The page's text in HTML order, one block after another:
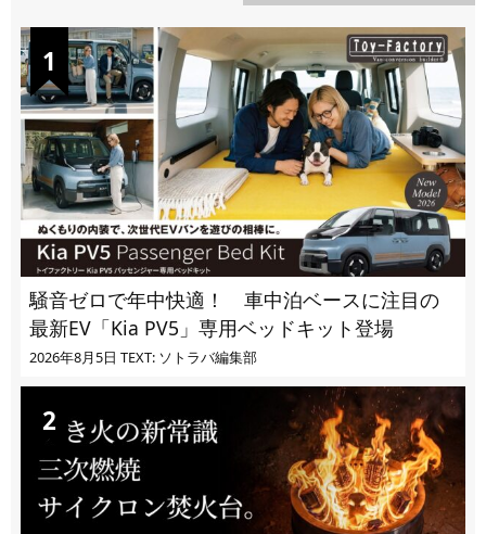
騒音ゼロで年中快適！ 車中泊ベースに注目の
最新EV「Kia PV5」専用ベッドキット登場
2026年8月5日 TEXT: ソトラバ編集部